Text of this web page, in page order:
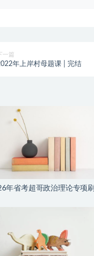
一篇
年上岸村母题课 | 完结
年省考超哥政治理论专项刷